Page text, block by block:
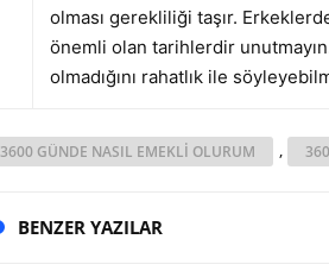
olması gerekliliği taşır.
önemli olan tarihlerdir
olmadığını rahatlık ile
3600 GÜNDE NASIL EMEKLI OLURUM ,
BENZER YAZILAR